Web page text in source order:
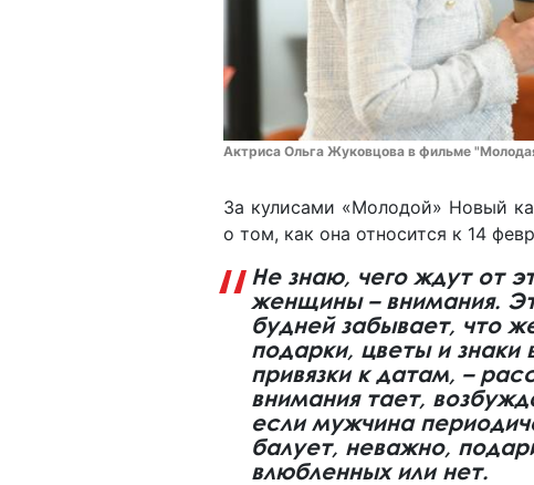
Актриса Ольга Жуковцова в фильме
За кулисами «Молодой» Новый
о том, как она относится к 14
Не знаю, чего ждут от
женщины – внимания.
будней забывает, что
подарки, цветы и знаки
привязки к датам, –
внимания тает,
если мужчина
балует, неважно,
влюбленных или нет.